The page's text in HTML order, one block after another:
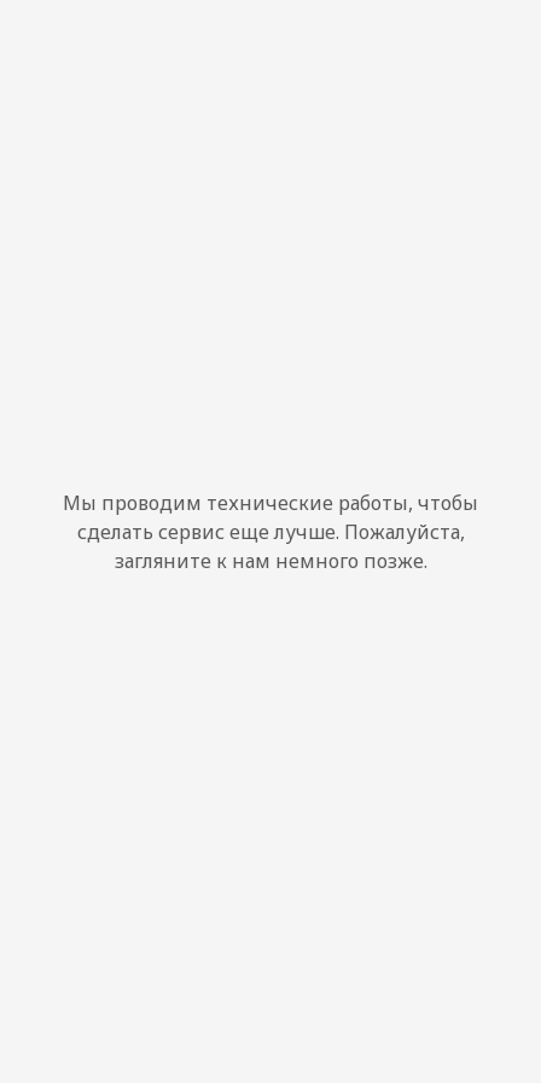
Мы проводим технические работы, чтобы
сделать сервис еще лучше. Пожалуйста,
загляните к нам немного позже.